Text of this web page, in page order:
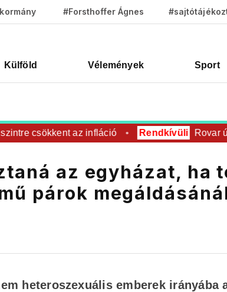
#Forsthoffer Ágnes
Külföld Vélemények Sport
csökkent az infláció Rendkívüli Rovar úr
az egyházat, ha
párok
heteroszexuális emberek irányába